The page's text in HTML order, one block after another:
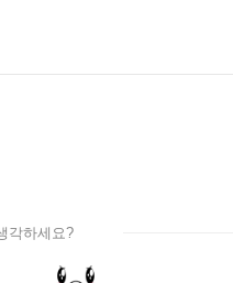
각하세요?